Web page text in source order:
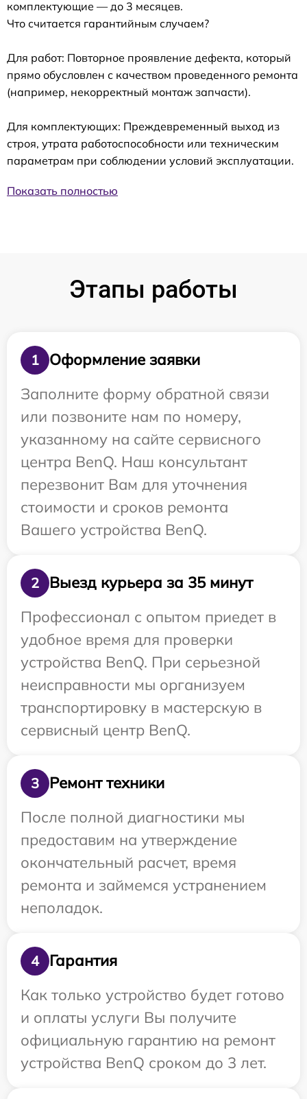
комплектующие — до 3 месяцев.
Что считается гарантийным случаем?
Для работ: Повторное проявление дефекта, который
прямо обусловлен с качеством проведенного ремонта
(например, некорректный монтаж запчасти).
Для комплектующих: Преждевременный выход из
строя, утрата работоспособности или техническим
параметрам при соблюдении условий эксплуатации.
Показать полностью
Этапы работы
1
Оформление заявки
Заполните форму обратной связи
или позвоните нам по номеру,
указанному на сайте сервисного
центра BenQ. Наш консультант
перезвонит Вам для уточнения
стоимости и сроков ремонта
Вашего устройства BenQ.
2
Выезд курьера за 35 минут
Профессионал с опытом приедет в
удобное время для проверки
устройства BenQ. При серьезной
неисправности мы организуем
транспортировку в мастерскую в
сервисный центр BenQ.
3
Ремонт техники
После полной диагностики мы
предоставим на утверждение
окончательный расчет, время
ремонта и займемся устранением
неполадок.
4
Гарантия
Как только устройство будет готово
и оплаты услуги Вы получите
официальную гарантию на ремонт
устройства BenQ сроком до 3 лет.